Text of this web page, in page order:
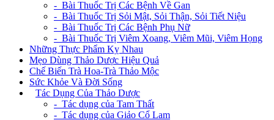
- Bài Thuốc Trị Các Bệnh Về Gan
- Bài Thuốc Trị Sỏi Mật, Sỏi Thận, Sỏi Tiết Niệu
- Bài Thuốc Trị Các Bệnh Phụ Nữ
- Bài Thuốc Trị Viêm Xoang, Viêm Mũi, Viêm Họng
Những Thực Phẩm Kỵ Nhau
Mẹo Dùng Thảo Dược Hiệu Quả
Chế Biến Trà Hoa-Trà Thảo Mộc
Sức Khỏe Và Đời Sống
Tác Dụng Của Thảo Dược
- Tác dụng của Tam Thất
- Tác dụng của Giảo Cổ Lam